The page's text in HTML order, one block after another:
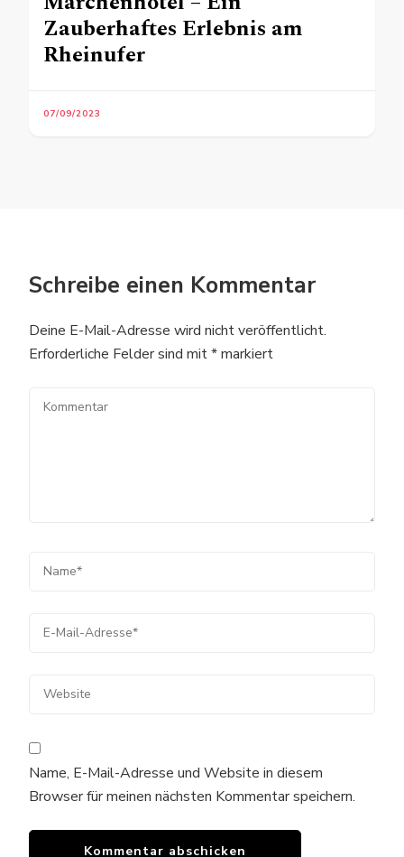
Zauberhaftes Erlebnis am
Rheinufer
07/09/2023
Schreibe einen Kommentar
Deine E-Mail-Adresse wird nicht veröffentlicht.
Erforderliche Felder sind mit*markiert
Name, E-Mail-Adresse und Website in diesem
Browser für meinen nächsten Kommentar speichern.